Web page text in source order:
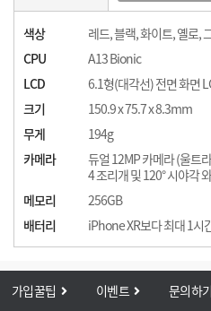
색상
레드, 블랙, 화이트, 옐로,
CPU
A13 Bionic
LCD
6.1형(대각선) 전면 화면
크기
150.9 x 75.7 x 8.3mm
무게
194g
카메라
듀얼 12MP 카메라 (울트
4 조리개 및 120° 시야각
메모리
256GB
배터리
iPhone XR보다 최대 1시
가입꿀팁 이벤트 문의하기